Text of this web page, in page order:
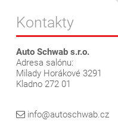
Kontakty
Auto Schwab s.r.o.
Adresa salónu:
Milady Horákové 3291
Kladno 272 01
info@autoschwab.cz